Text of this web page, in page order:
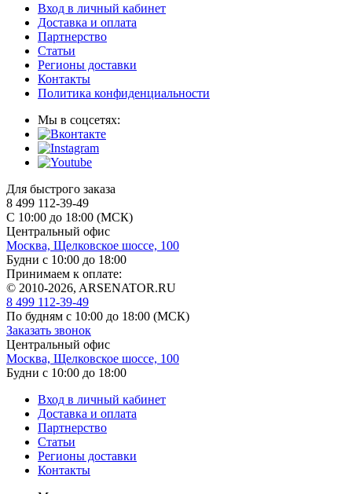
Вход в личный кабинет
Доставка и оплата
Партнерство
Статьи
Регионы доставки
Контакты
Политика конфиденциальности
Мы в соцсетях:
Для быстрого заказа
8 499 112-39-49
С 10:00 до 18:00 (МСК)
Центральный офис
Москва, Щелковское шоссе, 100
Будни с 10:00 до 18:00
Принимаем к оплате:
© 2010-2026, ARSENATOR.RU
8 499 112-39-49
По будням с 10:00 до 18:00 (МСК)
Заказать звонок
Центральный офис
Москва, Щелковское шоссе, 100
Будни с 10:00 до 18:00
Вход в личный кабинет
Доставка и оплата
Партнерство
Статьи
Регионы доставки
Контакты